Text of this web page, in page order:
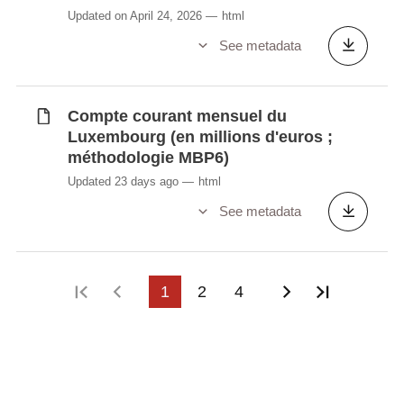
Échanges annuels de services et de
services financiers du Luxembourg par
zone et partenaire (en millions d'euros ;
Synchronisé automatiquement depuis la
données LUSTAT
Updated on April 24, 2026 html
See metadata
Compte courant mensuel du
Luxembourg (en millions d'euros ;
méthodologie MBP6)
Updated 23 days ago html
See metadata
First pagePrevious page
1 2 4 Next page